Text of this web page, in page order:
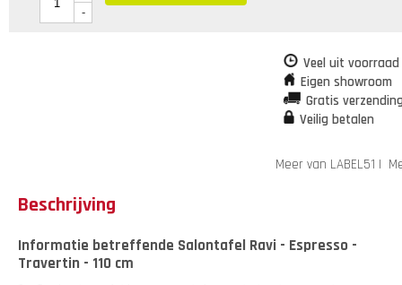
-
Veel uit
Eigen showroom
Gratis
Veilig betalen
Meer van LABEL51 |
Beschrijving
Informatie betreffende Salontafel Ravi - Espresso -
Travertin - 110 cm